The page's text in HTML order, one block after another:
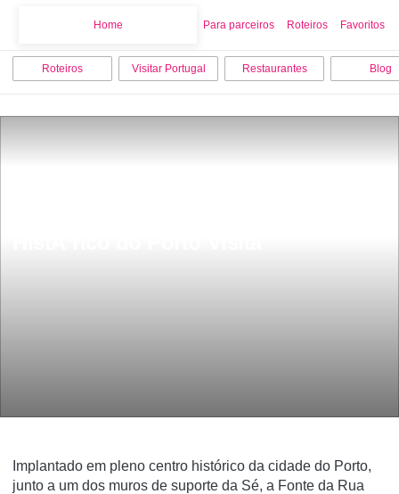
Home Para parceiros Roteiros Favoritos
Roteiros Visitar Portugal Restaurantes Blog
Implantado em pleno centro histórico da cidade do Porto,
junto a um dos muros de suporte da Sé, a Fonte da Rua